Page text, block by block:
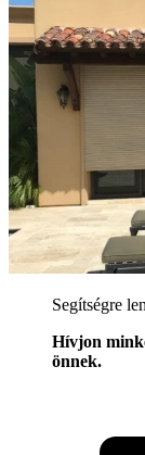
Segítségre
Hívjon
önnek.